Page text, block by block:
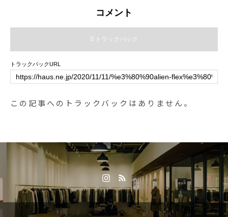
コメント
0 トラックバック
トラックバックURL
この記事へのトラックバックはありません。